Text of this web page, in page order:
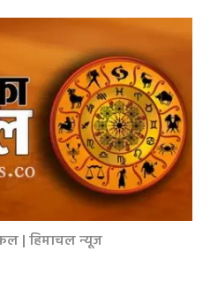
| हिमाचल न्यूज